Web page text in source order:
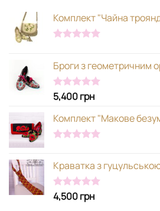
Комплект "Чайна
Броги з геометричним
Оцінено в
з 5
5,400грн
Комплект "Макове
Краватка з
Оцінено в
з 5
4,500грн